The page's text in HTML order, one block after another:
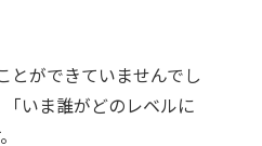
とができていませんでし
いま誰がどのレベルに